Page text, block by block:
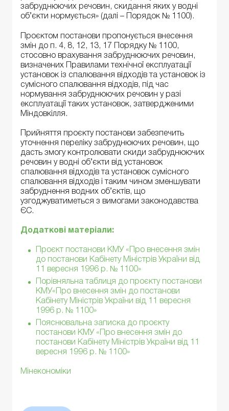
забруднюючих речовин, скидання яких у водні
об’єкти нормується» (далі – Порядок № 1100).
Проєктом постанови пропонується внесення
змін до п. 4, 8, 12, 13, 17 Порядку № 1100,
стосовно врахування забруднюючих речовин,
визначених Правилами технічної експлуатації
установок із спалювання відходів та установок із
сумісного спалювання відходів, під час
нормування забруднюючих речовин у разі
експлуатації таких установок, затвердженими
Міндовкілля.
Прийняття проєкту постанови забезпечить
уточнення переліку забруднюючих речовин, що
дасть змогу контролювати скиди забруднюючих
речовин у водні об’єкти від установок
спалювання відходів та установок сумісного
спалювання відходів і таким чином зменшувати
забруднення водних об’єктів, що
узгоджуватиметься з вимогами законодавства
ЄС.
Додаткові матеріали :
Проєкт постанови КМУ «Про внесення змін
до постанови Кабінету Міністрів України від
11 вересня 1996 р. № 1100»
Порівняльна таблиця до проєкту постанови
КМУ«Про внесення змін до постанови
Кабінету Міністрів України від 11 вересня
1996 р. № 1100»
Пояснювальна записка до проєкту
постанови КМУ «Про внесення змін до
постанови Кабінету Міністрів України від 11
вересня 1996 р. № 1100»
Мінекономіки